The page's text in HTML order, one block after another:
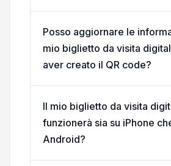
Posso aggiornare le
mio biglietto da visita
aver creato il QR code?
Il mio biglietto da visita
funzionerà sia su iPhone
Android?